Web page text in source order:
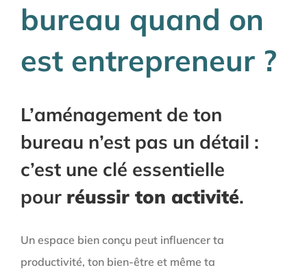
bureau quand on
est entrepreneur ?
L’aménagement de ton
bureau n’est pas un détail :
c’est une clé essentielle
pour réussir ton activité.
Un espace bien conçu peut influencer ta
productivité, ton bien-être et même ta